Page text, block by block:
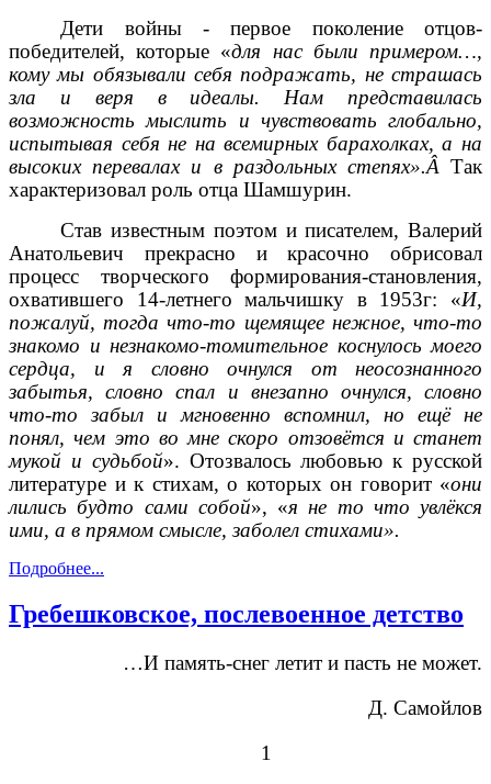
Дети войны - первое поколение отцов-
победителей, которые «для нас были примером…,
кому мы обязывали себя подражать, не страшась
зла и веря в идеалы. Нам представилась
возможность мыслить и чувствовать глобально,
испытывая себя не на всемирных барахолках, а на
высоких перевалах и в раздольных степях».Â Так
характеризовал роль отца Шамшурин.
Став известным поэтом и писателем, Валерий
Анатольевич прекрасно и красочно обрисовал
процесс творческого формирования-становления,
охватившего 14-летнего мальчишку в 1953г: «И,
пожалуй, тогда что-то щемящее нежное, что-то
знакомо и незнакомо-томительное коснулось моего
сердца, и я словно очнулся от неосознанного
забытья, словно спал и внезапно очнулся, словно
что-то забыл и мгновенно вспомнил, но ещё не
понял, чем это во мне скоро отзовётся и станет
мукой и судьбой». Отозвалось любовью к русской
литературе и к стихам, о которых он говорит «они
лились будто сами собой», «я не то что увлёкся
ими, а в прямом смысле, заболел стихами».
Подробнее...
Гребешковское, послевоенное детство
…И память-снег летит и пасть не может.
Д. Самойлов
1